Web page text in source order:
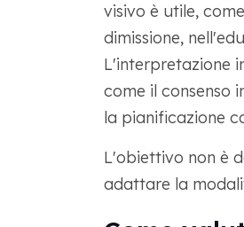
visivo è utile,
dimissione,
L'interpretazione
come il consenso
la pianificazione
L'obiettivo non è
adattare la